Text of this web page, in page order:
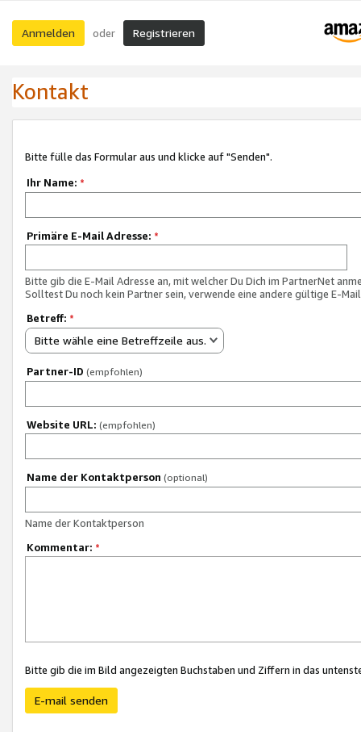
Anmelden oder Registrieren
Kontakt
Bitte fülle das Formular aus und klicke auf "Senden".
Ihr Name: *
Primäre E-Mail Adresse: *
Bitte gib die E-Mail Adresse an, mit welcher Du Dich im PartnerNet
Solltest Du noch kein Partner sein, verwende eine andere gültige E-
Betreff: *
Bitte wähle eine Betreffzeile aus.
Partner-ID (empfohlen)
Website URL: (empfohlen)
Name der Kontaktperson (optional)
Name der Kontaktperson
Kommentar: *
Bitte gib die im Bild angezeigten Buchstaben und Ziffern in das
E-mail senden